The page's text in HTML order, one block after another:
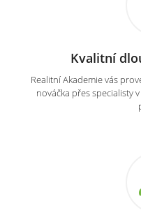
Kvalitní
Realitní Akademie vás
nováčka přes specialisty